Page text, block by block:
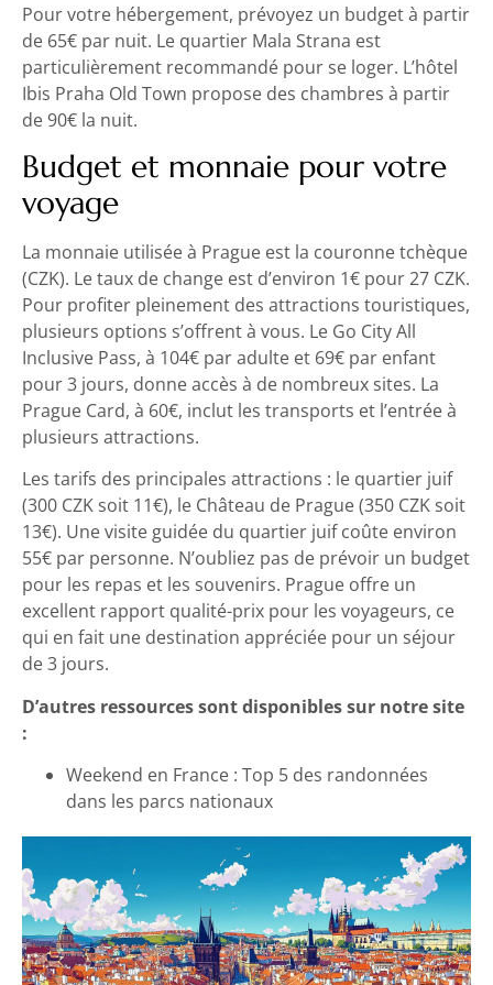
Pour votre hébergement, prévoyez un budget à partir
de 65€ par nuit. Le quartier Mala Strana est
particulièrement recommandé pour se loger. L’hôtel
Ibis Praha Old Town propose des chambres à partir
de 90€ la nuit.
Budget et monnaie pour votre
voyage
La monnaie utilisée à Prague est la couronne tchèque
(CZK). Le taux de change est d’environ 1€ pour 27 CZK.
Pour profiter pleinement des attractions touristiques,
plusieurs options s’offrent à vous. Le Go City All
Inclusive Pass, à 104€ par adulte et 69€ par enfant
pour 3 jours, donne accès à de nombreux sites. La
Prague Card, à 60€, inclut les transports et l’entrée à
plusieurs attractions.
Les tarifs des principales attractions : le quartier juif
(300 CZK soit 11€), le Château de Prague (350 CZK soit
13€). Une visite guidée du quartier juif coûte environ
55€ par personne. N’oubliez pas de prévoir un budget
pour les repas et les souvenirs. Prague offre un
excellent rapport qualité-prix pour les voyageurs, ce
qui en fait une destination appréciée pour un séjour
de 3 jours.
D’autres ressources sont disponibles sur notre site
:
Weekend en France : Top 5 des randonnées
dans les parcs nationaux